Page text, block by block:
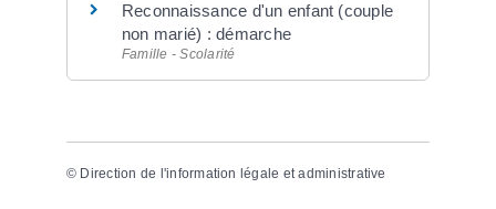
Reconnaissance d'un enfant (couple
non marié) : démarche
Famille - Scolarité
© Direction de l'information légale et administrative